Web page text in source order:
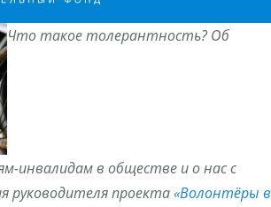
Что такое толерантность? Об
инвалидам в обществе и о нас с
руководителя проекта«Волонтёры в